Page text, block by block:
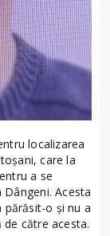
localizarea
care la
a se
Acesta
părăsit-o și nu a
către acesta.